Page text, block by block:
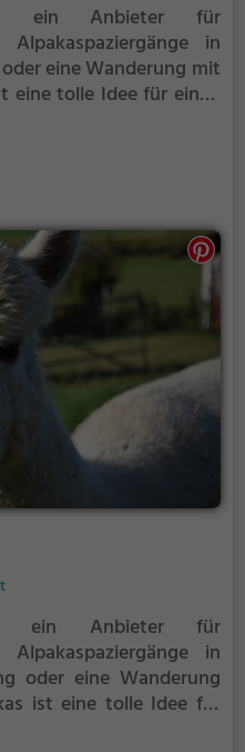
ein Anbieter für
in
eine Wanderung mit
eine tolle Idee für einen
Tiere strahlen eine
werden daher auch
ein Anbieter für
in
oder eine Wanderung
ist eine tolle Idee für